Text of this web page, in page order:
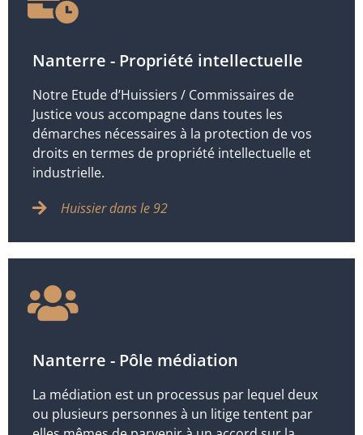
Nanterre - Propriété intellectuelle
Notre Etude d’Huissiers / Commissaires de
Justice vous accompagne dans toutes les
démarches nécessaires à la protection de vos
droits en termes de propriété intellectuelle et
industrielle.
Huissier dans le 92
Nanterre - Pôle médiation
La médiation est un processus par lequel deux
ou plusieurs personnes à un litige tentent par